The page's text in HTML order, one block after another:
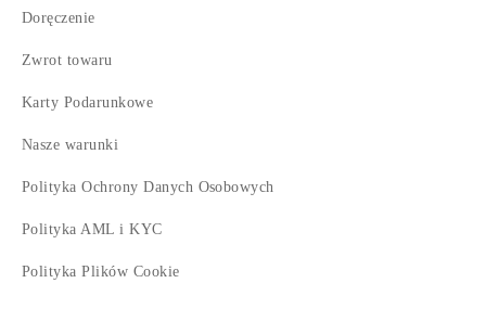
Doręczenie
Zwrot towaru
Karty Podarunkowe
Nasze warunki
Polityka Ochrony Danych Osobowych
Polityka AML i KYC
Polityka Plików Cookie